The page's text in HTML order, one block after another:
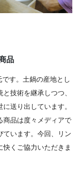
品
す。土鍋の産地とし
技術を継承しつつ、
送り出しています。
商品は度々メディアで
ています。今回、リン
くご協力いただきま